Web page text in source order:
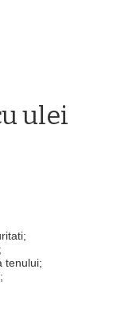
ulei
tenului;